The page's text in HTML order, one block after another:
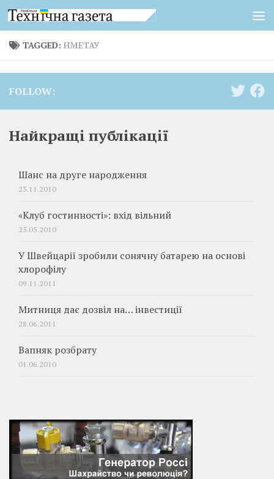
Skip to content
TAGGED: НМЕТАУ
FOLLOW:
Найкращі публікації
Шанс на друге народження
23.11.2010
«Клуб гостинності»: вхід вільний
25.05.2010
У Швейцарії зробили сонячну батарею на основі
хлорофілу
09.11.2011
Митниця дає дозвіл на… інвестиції
28.06.2011
Вапняк розбрату
01.06.2010